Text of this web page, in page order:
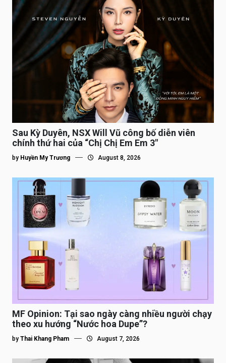
Sau Kỳ Duyên, NSX Will Vũ công bố diễn viên
chính thứ hai của “Chị Chị Em Em 3″
by Huyền My Trương August 8, 2026
MF Opinion: Tại sao ngày càng nhiều người chạy
theo xu hướng “Nước hoa Dupe”?
by Thai Khang Pham August 7, 2026